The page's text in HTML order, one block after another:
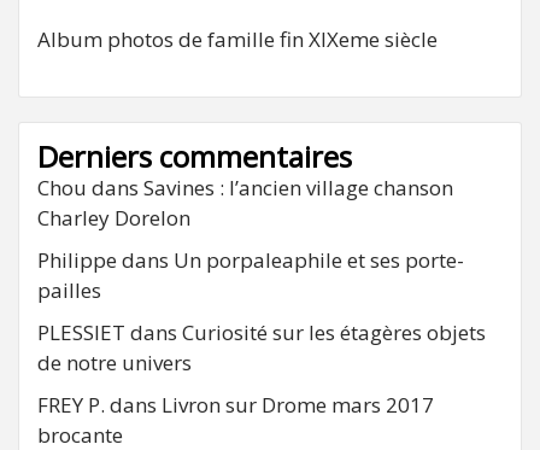
Album photos de famille fin XIXeme siècle
Derniers commentaires
Chou dans Savines : l’ancien village chanson
Charley Dorelon
Philippe dans Un porpaleaphile et ses porte-
pailles
PLESSIET dans Curiosité sur les étagères objets
de notre univers
FREY P. dans Livron sur Drome mars 2017
brocante